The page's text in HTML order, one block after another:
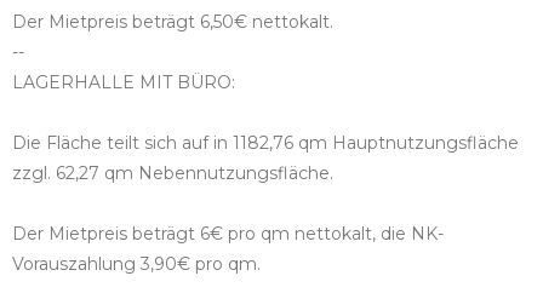
Der Mietpreis beträgt 6,50€ nettokalt.
--
LAGERHALLE MIT BÜRO:
Die Fläche teilt sich auf in 1182,76 qm Hauptnutzungsfläche
zzgl. 62,27 qm Nebennutzungsfläche.
Der Mietpreis beträgt 6€ pro qm nettokalt, die NK-
Vorauszahlung 3,90€ pro qm.